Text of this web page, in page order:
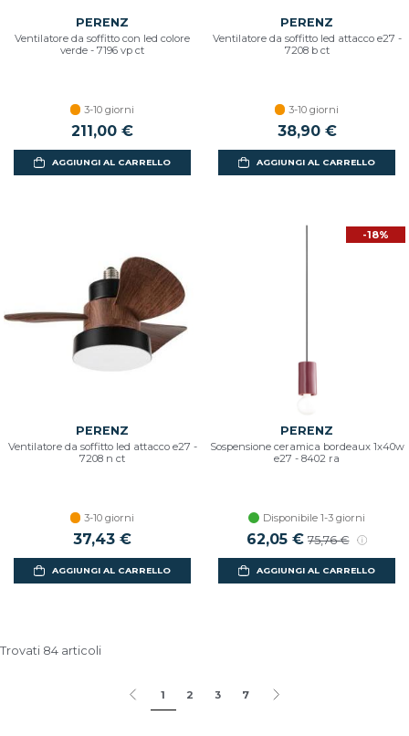
PERENZ
Ventilatore da soffitto con led colore
verde - 7196 vp ct
3-10 giorni
211,00 €
AGGIUNGI AL CARRELLO
PERENZ
Ventilatore da soffitto led attacco e27 -
7208 b ct
3-10 giorni
38,90 €
AGGIUNGI AL CARRELLO
PERENZ
Ventilatore da soffitto led attacco e27 -
7208 n ct
3-10 giorni
37,43 €
AGGIUNGI AL CARRELLO
-18%
PERENZ
Sospensione ceramica bordeaux 1x40w
e27 - 8402 ra
Disponibile 1-3 giorni
Prezzo scontato
62,05 € Prezzo di
75,76 €
AGGIUNGI AL CARRELLO
Trovati 84 articoli
1 2 3 7